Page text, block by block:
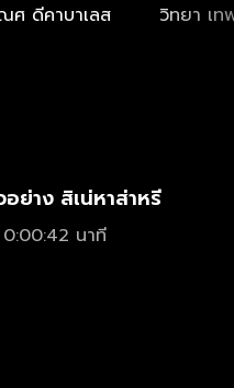
ศ ดีคาบาเลส วิทยา เ
ย่าง สิเน่หาส่าหรี
0:00:42 นาที